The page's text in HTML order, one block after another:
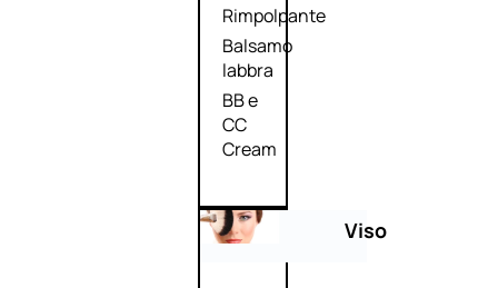
Rimpolpante
Balsamo
labbra
BB e
CC
Cream
Viso